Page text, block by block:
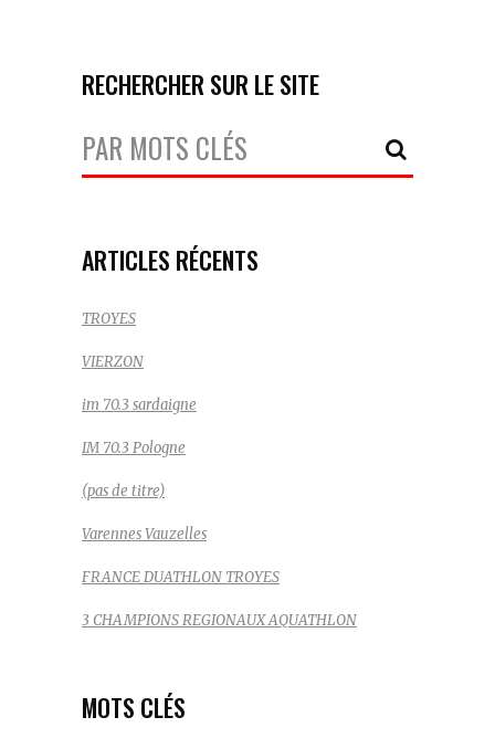
RECHERCHER SUR LE SITE
Votre
Recherche:
ARTICLES RÉCENTS
TROYES
VIERZON
im 70.3 sardaigne
IM 70.3 Pologne
(pas de titre)
Varennes Vauzelles
FRANCE DUATHLON TROYES
3 CHAMPIONS REGIONAUX AQUATHLON
MOTS CLÉS